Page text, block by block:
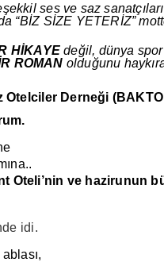
ses ve saz
“BİZ SİZE YETERİZ”
HİKAYEdeğil, dünya
ROMAN olduğunu
Otelciler Derneği
Oteli’nin ve hazirunun
idi.